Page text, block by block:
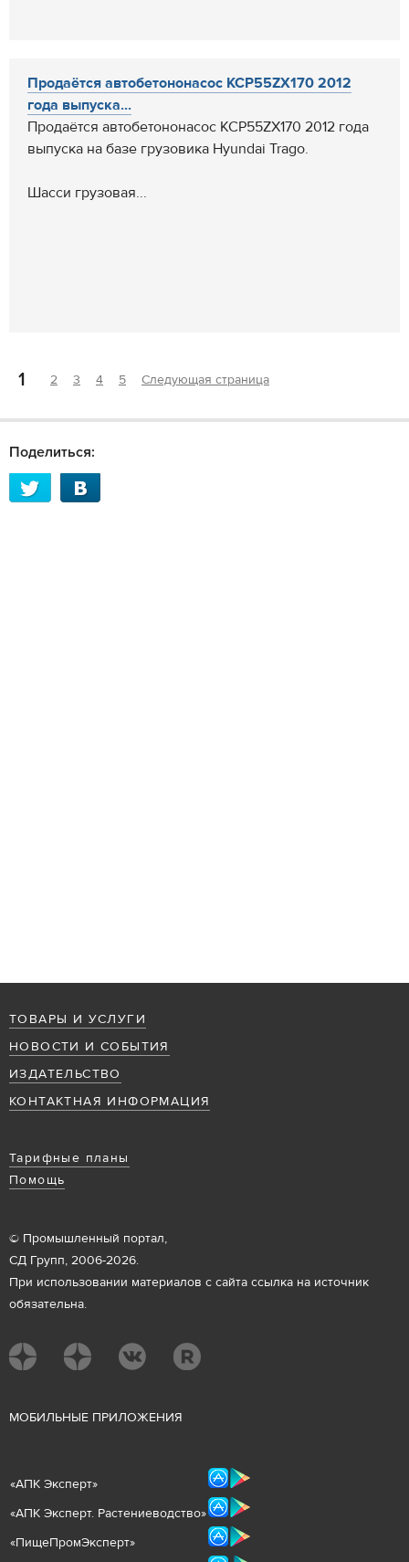
Продаётся автобетононасос KCP55ZX170 2012
года выпуска...
Продаётся автобетононасос KCP55ZX170 2012 года
выпуска на базе грузовика Hyundai Trago.
Шасси грузовая...
1 2 3 4 5 Следующая страница
Поделиться:
ТОВАРЫ И УСЛУГИ
НОВОСТИ И СОБЫТИЯ
ИЗДАТЕЛЬСТВО
КОНТАКТНАЯ ИНФОРМАЦИЯ
Тарифные планы
Помощь
© Промышленный портал,
СД Групп, 2006-2026.
При использовании материалов с сайта ссылка на источник
обязательна.
МОБИЛЬНЫЕ ПРИЛОЖЕНИЯ
«АПК Эксперт»
«АПК Эксперт. Растениеводство»
«ПищеПромЭксперт»